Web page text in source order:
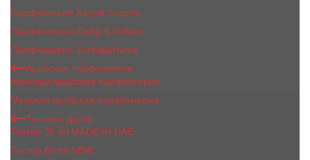
Парфюмерия Xerjoff Sospiro
Парфюмерия Zadig & Voltaire
Парфюмерия Zarkoperfume
Арабская парфюмерия
Женская арабская парфюмерия
Мужская арабская парфюмерия
Тестеры духов
Тестер 35 ml MADE IN UAE
Тестер 60 ml NEW